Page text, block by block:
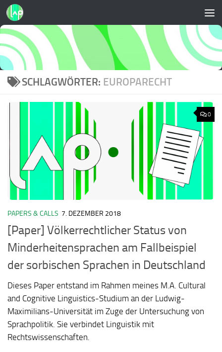
Zum Inhalt springen
SCHLAGWÖRTER: EUROPARECHT
0
PAPERS & CALLS 7. DEZEMBER 2018
[Paper] Völkerrechtlicher Status von
Minderheitensprachen am Fallbeispiel
der sorbischen Sprachen in Deutschland
Dieses Paper entstand im Rahmen meines M.A. Cultural
and Cognitive Linguistics-Studium an der Ludwig-
Maximilians-Universität im Zuge der Untersuchung von
Sprachpolitik. Sie verbindet Linguistik mit
Rechtswissenschaften.